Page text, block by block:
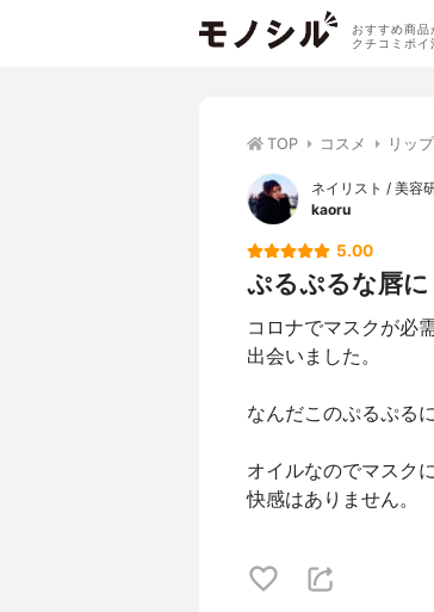
おすすめ商品
クチコミポイ
TOP コスメ リッ
ネイリスト / 美容
kaoru
5.00
ぷるぷるな唇に
コロナでマスクが必
出会いました。
なんだこのぷるぷる
オイルなのでマスク
快感はありません。